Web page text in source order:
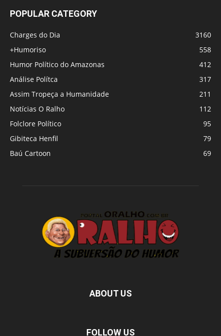
POPULAR CATEGORY
Charges do Dia
3160
+Humoriso
558
Humor Político do Amazonas
412
Análise Polítca
317
Assim Tropeça a Humanidade
211
Notícias O Ralho
112
Folclore Político
95
Gibiteca Henfil
79
Baú Cartoon
69
ABOUT US
FOLLOW US